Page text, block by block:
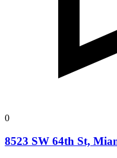
0
8523 SW 64th St,